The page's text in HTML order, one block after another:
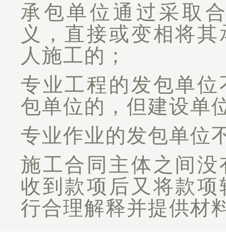
承包单位通过采取
义，直接或变相将
人施工的；
专业工程的发包单
包单位的，但建设单
专业作业的发包单位
施工合同主体之间
收到款项后又将款
行合理解释并提供材